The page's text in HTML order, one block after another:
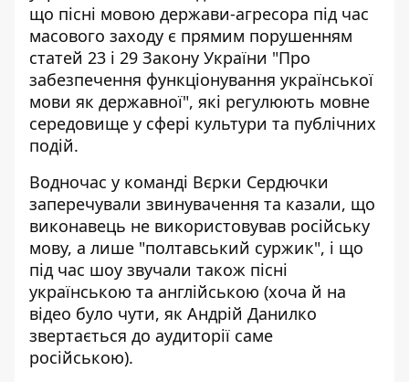
що пісні мовою держави-агресора під час
масового заходу є прямим порушенням
статей 23 і 29 Закону України "Про
забезпечення функціонування української
мови як державної", які регулюють мовне
середовище у сфері культури та публічних
подій.
Водночас у команді Вєрки Сердючки
заперечували звинувачення та казали, що
виконавець не використовував російську
мову, а лише "полтавський суржик", і що
під час шоу звучали також пісні
українською та англійською (хоча й на
відео було чути, як Андрій Данилко
звертається до аудиторії саме
російською).